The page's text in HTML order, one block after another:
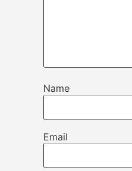
Name
Email